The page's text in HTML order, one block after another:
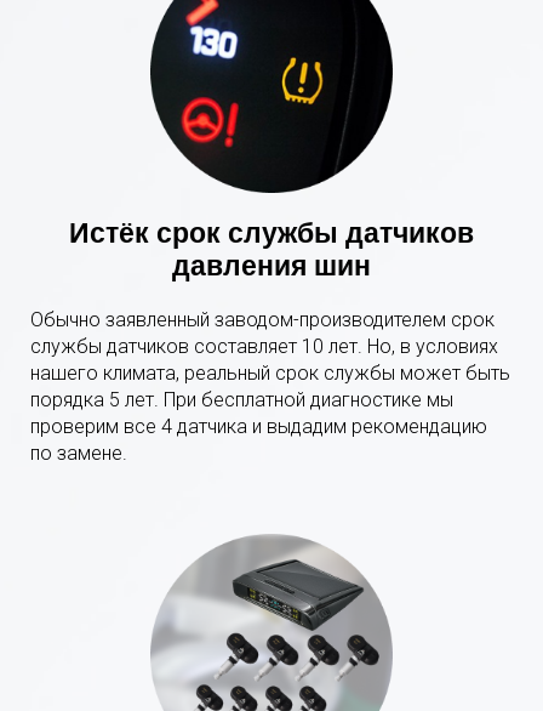
Истёк срок службы датчиков
давления шин
Обычно заявленный заводом-производителем срок
службы датчиков составляет 10 лет. Но, в условиях
нашего климата, реальный срок службы может быть
порядка 5 лет. При бесплатной диагностике мы
проверим все 4 датчика и выдадим рекомендацию
по замене.